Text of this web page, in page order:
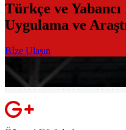
Türkçe ve
Uygulama ve
Bİze Ulaşın